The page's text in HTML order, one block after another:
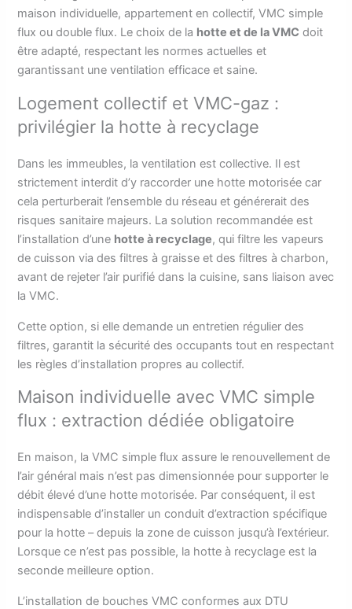
maison individuelle, appartement en collectif, VMC simple
flux ou double flux. Le choix de la hotte et de la VMC doit
être adapté, respectant les normes actuelles et
garantissant une ventilation efficace et saine.
Logement collectif et VMC-gaz :
privilégier la hotte à recyclage
Dans les immeubles, la ventilation est collective. Il est
strictement interdit d’y raccorder une hotte motorisée car
cela perturberait l’ensemble du réseau et générerait des
risques sanitaire majeurs. La solution recommandée est
l’installation d’une hotte à recyclage, qui filtre les vapeurs
de cuisson via des filtres à graisse et des filtres à charbon,
avant de rejeter l’air purifié dans la cuisine, sans liaison avec
la VMC.
Cette option, si elle demande un entretien régulier des
filtres, garantit la sécurité des occupants tout en respectant
les règles d’installation propres au collectif.
Maison individuelle avec VMC simple
flux : extraction dédiée obligatoire
En maison, la VMC simple flux assure le renouvellement de
l’air général mais n’est pas dimensionnée pour supporter le
débit élevé d’une hotte motorisée. Par conséquent, il est
indispensable d’installer un conduit d’extraction spécifique
pour la hotte – depuis la zone de cuisson jusqu’à l’extérieur.
Lorsque ce n’est pas possible, la hotte à recyclage est la
seconde meilleure option.
L’installation de bouches VMC conformes aux DTU